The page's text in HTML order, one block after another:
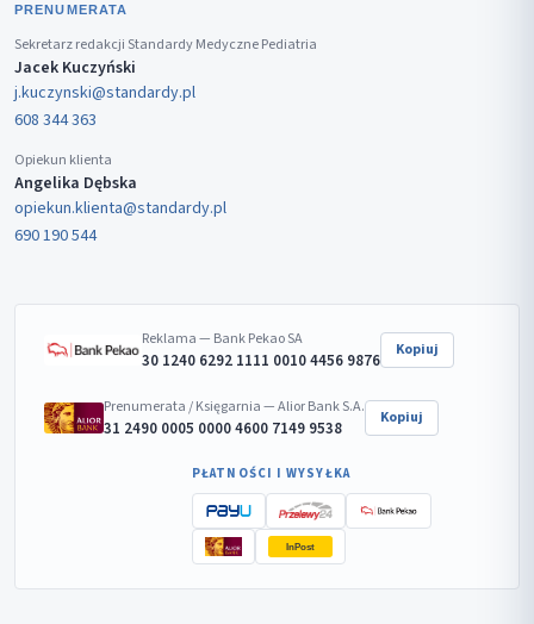
PRENUMERATA
Sekretarz redakcji Standardy Medyczne Pediatria
Jacek Kuczyński
j.kuczynski@standardy.pl
608 344 363
Opiekun klienta
Angelika Dębska
opiekun.klienta@standardy.pl
690 190 544
Reklama — Bank Pekao SA
30 1240 6292 1111 0010 4456 9876 Kopiuj
Prenumerata / Księgarnia — Alior Bank S.A.
31 2490 0005 0000 4600 7149 9538 Kopiuj
PŁATNOŚCI I WYSYŁKA
InPost